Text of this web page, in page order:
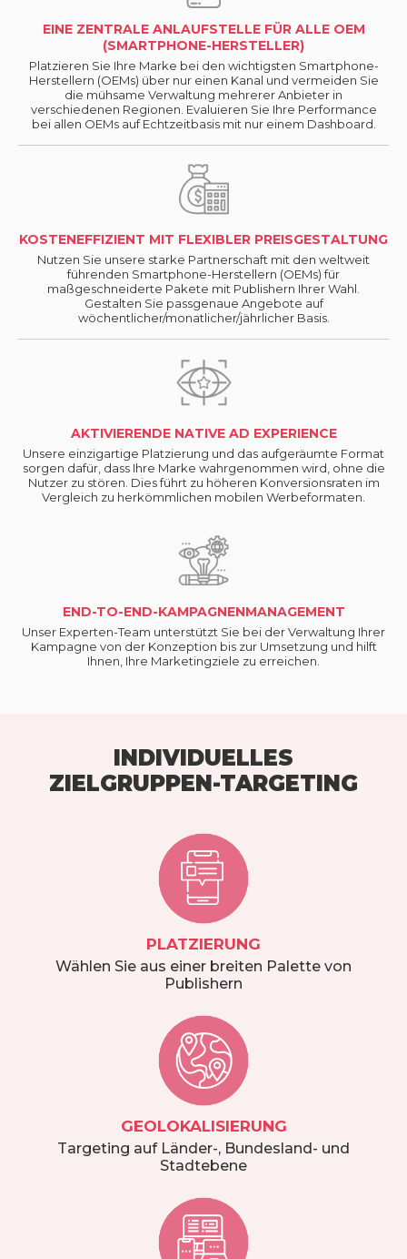
EINE ZENTRALE ANLAUFSTELLE FÜR ALLE OEM
(SMARTPHONE-HERSTELLER)
Platzieren Sie Ihre Marke bei den wichtigsten Smartphone-
Herstellern (OEMs) über nur einen Kanal und vermeiden Sie
die mühsame Verwaltung mehrerer Anbieter in
verschiedenen Regionen. Evaluieren Sie Ihre Performance
bei allen OEMs auf Echtzeitbasis mit nur einem Dashboard.
KOSTENEFFIZIENT MIT FLEXIBLER PREISGESTALTUNG
Nutzen Sie unsere starke Partnerschaft mit den weltweit
führenden Smartphone-Herstellern (OEMs) für
maßgeschneiderte Pakete mit Publishern Ihrer Wahl.
Gestalten Sie passgenaue Angebote auf
wöchentlicher/monatlicher/jährlicher Basis.
END-TO-END-KAMPAGNENMANAGEMENT
Unser Experten-Team unterstützt Sie bei der Verwaltung Ihrer
Kampagne von der Konzeption bis zur Umsetzung und hilft
Ihnen, Ihre Marketingziele zu erreichen.
AKTIVIERENDE NATIVE AD EXPERIENCE
Unsere einzigartige Platzierung und das aufgeräumte Format
sorgen dafür, dass Ihre Marke wahrgenommen wird, ohne die
Nutzer zu stören. Dies führt zu höheren Konversionsraten im
Vergleich zu herkömmlichen mobilen Werbeformaten.
INDIVIDUELLES
ZIELGRUPPEN-TARGETING
PLATZIERUNG
Wählen Sie aus einer breiten Palette von
Publishern
GEOLOKALISIERUNG
Targeting auf Länder-, Bundesland- und
Stadtebene